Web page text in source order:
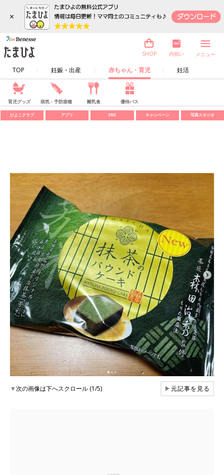
×
TOP 妊娠・出産 赤ちゃん・育児 妊活
SHOP 内祝い メニュー
育児グッズ 病気・予防接種 離乳食 優待パス
ひよこクラブ アプリ SNS キャンペーン 写真スタジオ
▼次の画像は下へスクロール (1/5) ▶元記事を見る